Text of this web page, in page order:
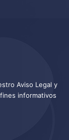
Aviso Legal y
informativos